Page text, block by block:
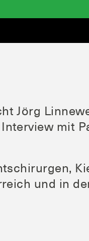
Jörg
Inter­view mit
und in